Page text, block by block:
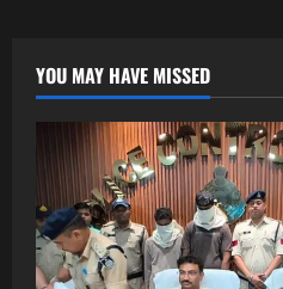
YOU MAY HAVE MISSED